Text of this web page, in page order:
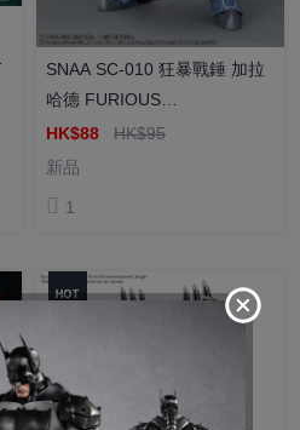
SNAA SC-010 狂暴戰錘 加拉
哈德 FURIOUS
WARHAMMER GALAHAD 拼
裝模型
HK$88 HK$95
新品
1